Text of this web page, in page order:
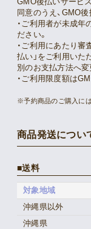
同意のうえ、GMO
・ご利用者が未成年
ださい。
・ご利用にあたり審
払い」をご利用いた
別のお支払方法へ変
・ご利用限度額は
※予約商品のご購入には
商品発送につい
送料
対象地域
沖縄県以外
沖縄県